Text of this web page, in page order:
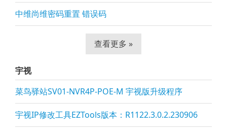
中维尚维密码重置 错误码
查看更多 »
宇视
菜鸟驿站SV01-NVR4P-POE-M 宇视版升级程序
宇视IP修改工具EZTools版本：R1122.3.0.2.230906